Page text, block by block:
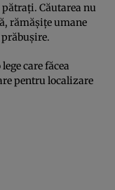
Căutarea nu
rămăşiţe umane
prăbuşire.
care făcea
pentru localizare